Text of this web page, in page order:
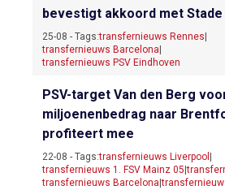
bevestigt akkoord met Stade
25-08 - Tags:transfernieuws Rennes
transfernieuws Barcelona
transfernieuws PSV Eindhoven
PSV-target Van den Berg
miljoenenbedrag naar
profiteert mee
22-08 - Tags:transfernieuws Liverpool
transfernieuws 1. FSV Mainz 05 |
transfernieuws Barcelona |